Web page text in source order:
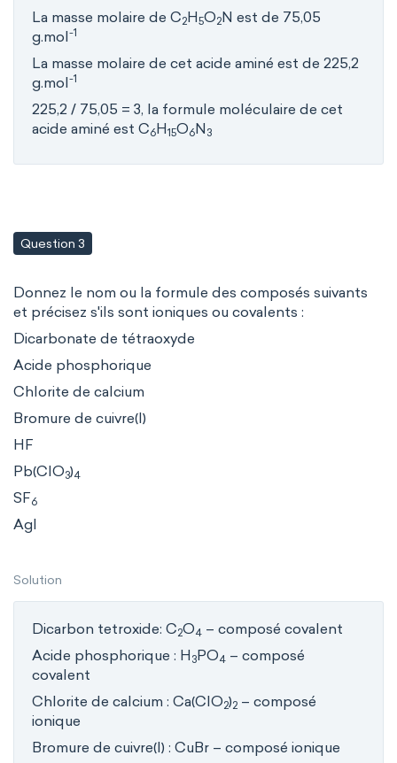
La masse molaire de C2H5O2N est de 75,05
g.mol-1
La masse molaire de cet acide aminé est de 225,2
g.mol-1
225,2 / 75,05 = 3, la formule moléculaire de cet
acide aminé est C6H15O6N 3
Question 3
Donnez le nom ou la formule des composés suivants
et précisez s'ils sont ioniques ou covalents :
Dicarbonate de tétraoxyde
Acide phosphorique
Chlorite de calcium
Bromure de cuivre(I)
HF
Pb(ClO3)4
SF6
AgI
Solution
Dicarbon tetroxide: C2O4 – composé covalent
Acide phosphorique : H 3PO4 – composé
covalent
Chlorite de calcium : Ca(ClO2)2 – composé
ionique
Bromure de cuivre(I) : CuBr – composé ionique